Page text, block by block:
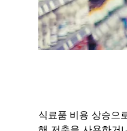
식료품 비용 상승으